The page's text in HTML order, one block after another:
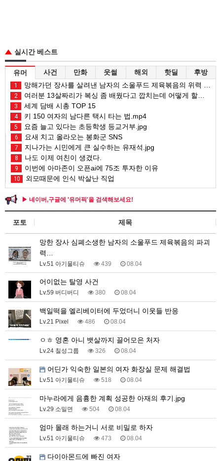
실시간 베스트
유머 사건 만화 웃썰 해외 핫딜 후방
1 망해가던 장사를 살려낸 남자의 소울푸드 제육볶음의 위력 ㅋㅋ
2 여러분 13살짜리가 복싱 좀 배웠다고 깝치는데 어떻게 할까요?
3 세계 담배 시총 TOP 15
4 키 150 여자의 남다른 택시 타는 법.mp4
5 요즘 늘고 있다는 초등학생 등교거부.jpg
6 요새 치고 올라오는 봉화군 SNS
7 지나가는 시민에게 큰 실수하는 유재석.jpg
8 나도 이제 여친이 생겼다.
9 이번에 아마존이 오픈ai에 75조 투자한 이유
10 외모때문에 인식 박살난 직업
▶ 네이버,구글에 '유머픽'을 검색해보세요!
포토 제목
망한 장사 심폐소생한 남자의 소울푸드 제육볶음의 파괴
력…
Lv.51 아기물티슈 439 08.04
어이없는 탈영 사건
Lv.59 버디버디 380 08.04
백일떡을 엘리베이터에 두었더니 이웃들 반응
Lv.21 Pixel 486 08.04
ㅇㅎ 영혼 아니 뱃살까지 끌어모은 처자
Lv.24 칠성그룹 326 08.04
어딘가 익숙한 일본의 여자 화장실 문제 해결법
Lv.51 아기물티슈 518 08.04
마누라에게 음흉한 계획 성공한 아재의 후기.jpg
Lv.29 소밀면 504 08.04
엄마 몰래 하는거니 서로 비밀로 하자
Lv.51 아기물티슈 473 08.04
다이아몬드에 빠진 여자